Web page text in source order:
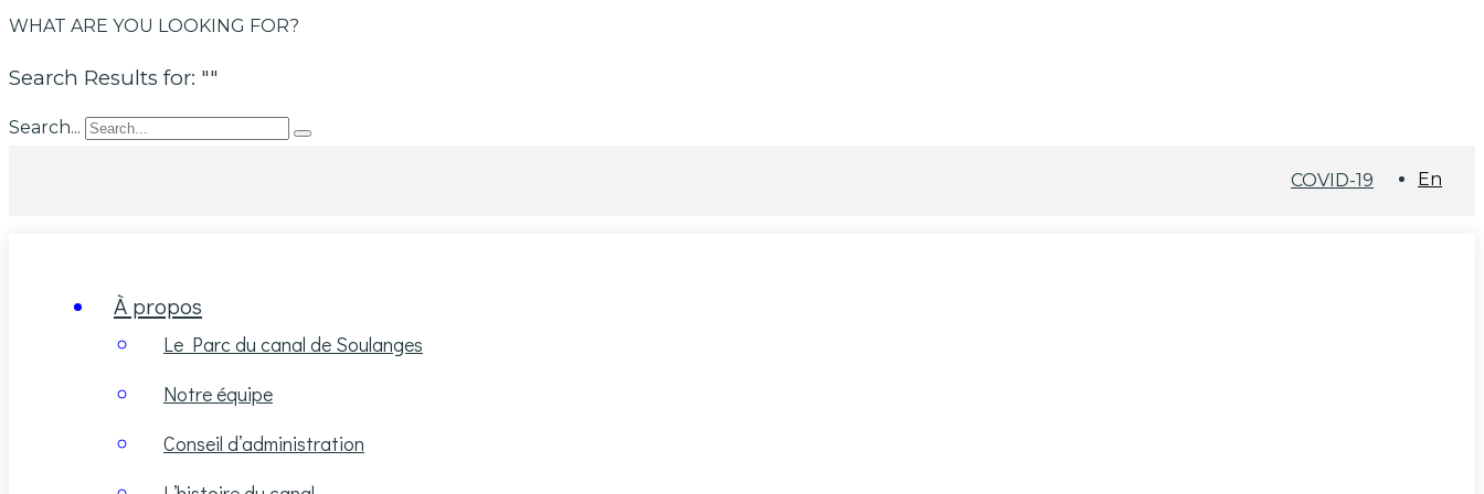
WHAT ARE YOU LOOKING FOR?
Search Results for: ""
Search...
COVID-19 En
À propos
Le Parc du canal de Soulanges
Notre équipe
Conseil d’administration